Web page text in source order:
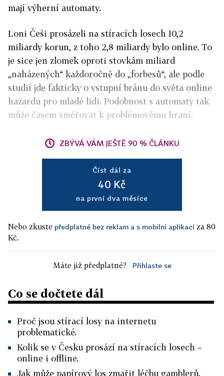
mají výherní automaty.
Loni Češi prosázeli na stíracích losech 10,2
miliardy korun, z toho 2,8 miliardy bylo online. To
je sice jen zlomek oproti stovkám miliard
„naházených“ každoročně do „forbesů“, ale podle
studií jde fakticky o vstupní bránu do světa online
hazardu pro mladé lidi. Podobnost s automaty tak
může časem směřovat k problémovému hraní.
ZBÝVÁ VÁM JEŠTĚ 90 % ČLÁNKU
Číst dál za
40 Kč
na první dva měsíce
Nebo zkuste předplatné bez reklam a s mobilní aplikací za 80
Kč.
Máte již předplatné? Přihlaste se
Co se dočtete dál
Proč jsou stírací losy na internetu
problematické.
Kolik se v Česku prosází na stíracích losech –
online i offline.
Jak může papírový los zmařit léčbu gamblerů.